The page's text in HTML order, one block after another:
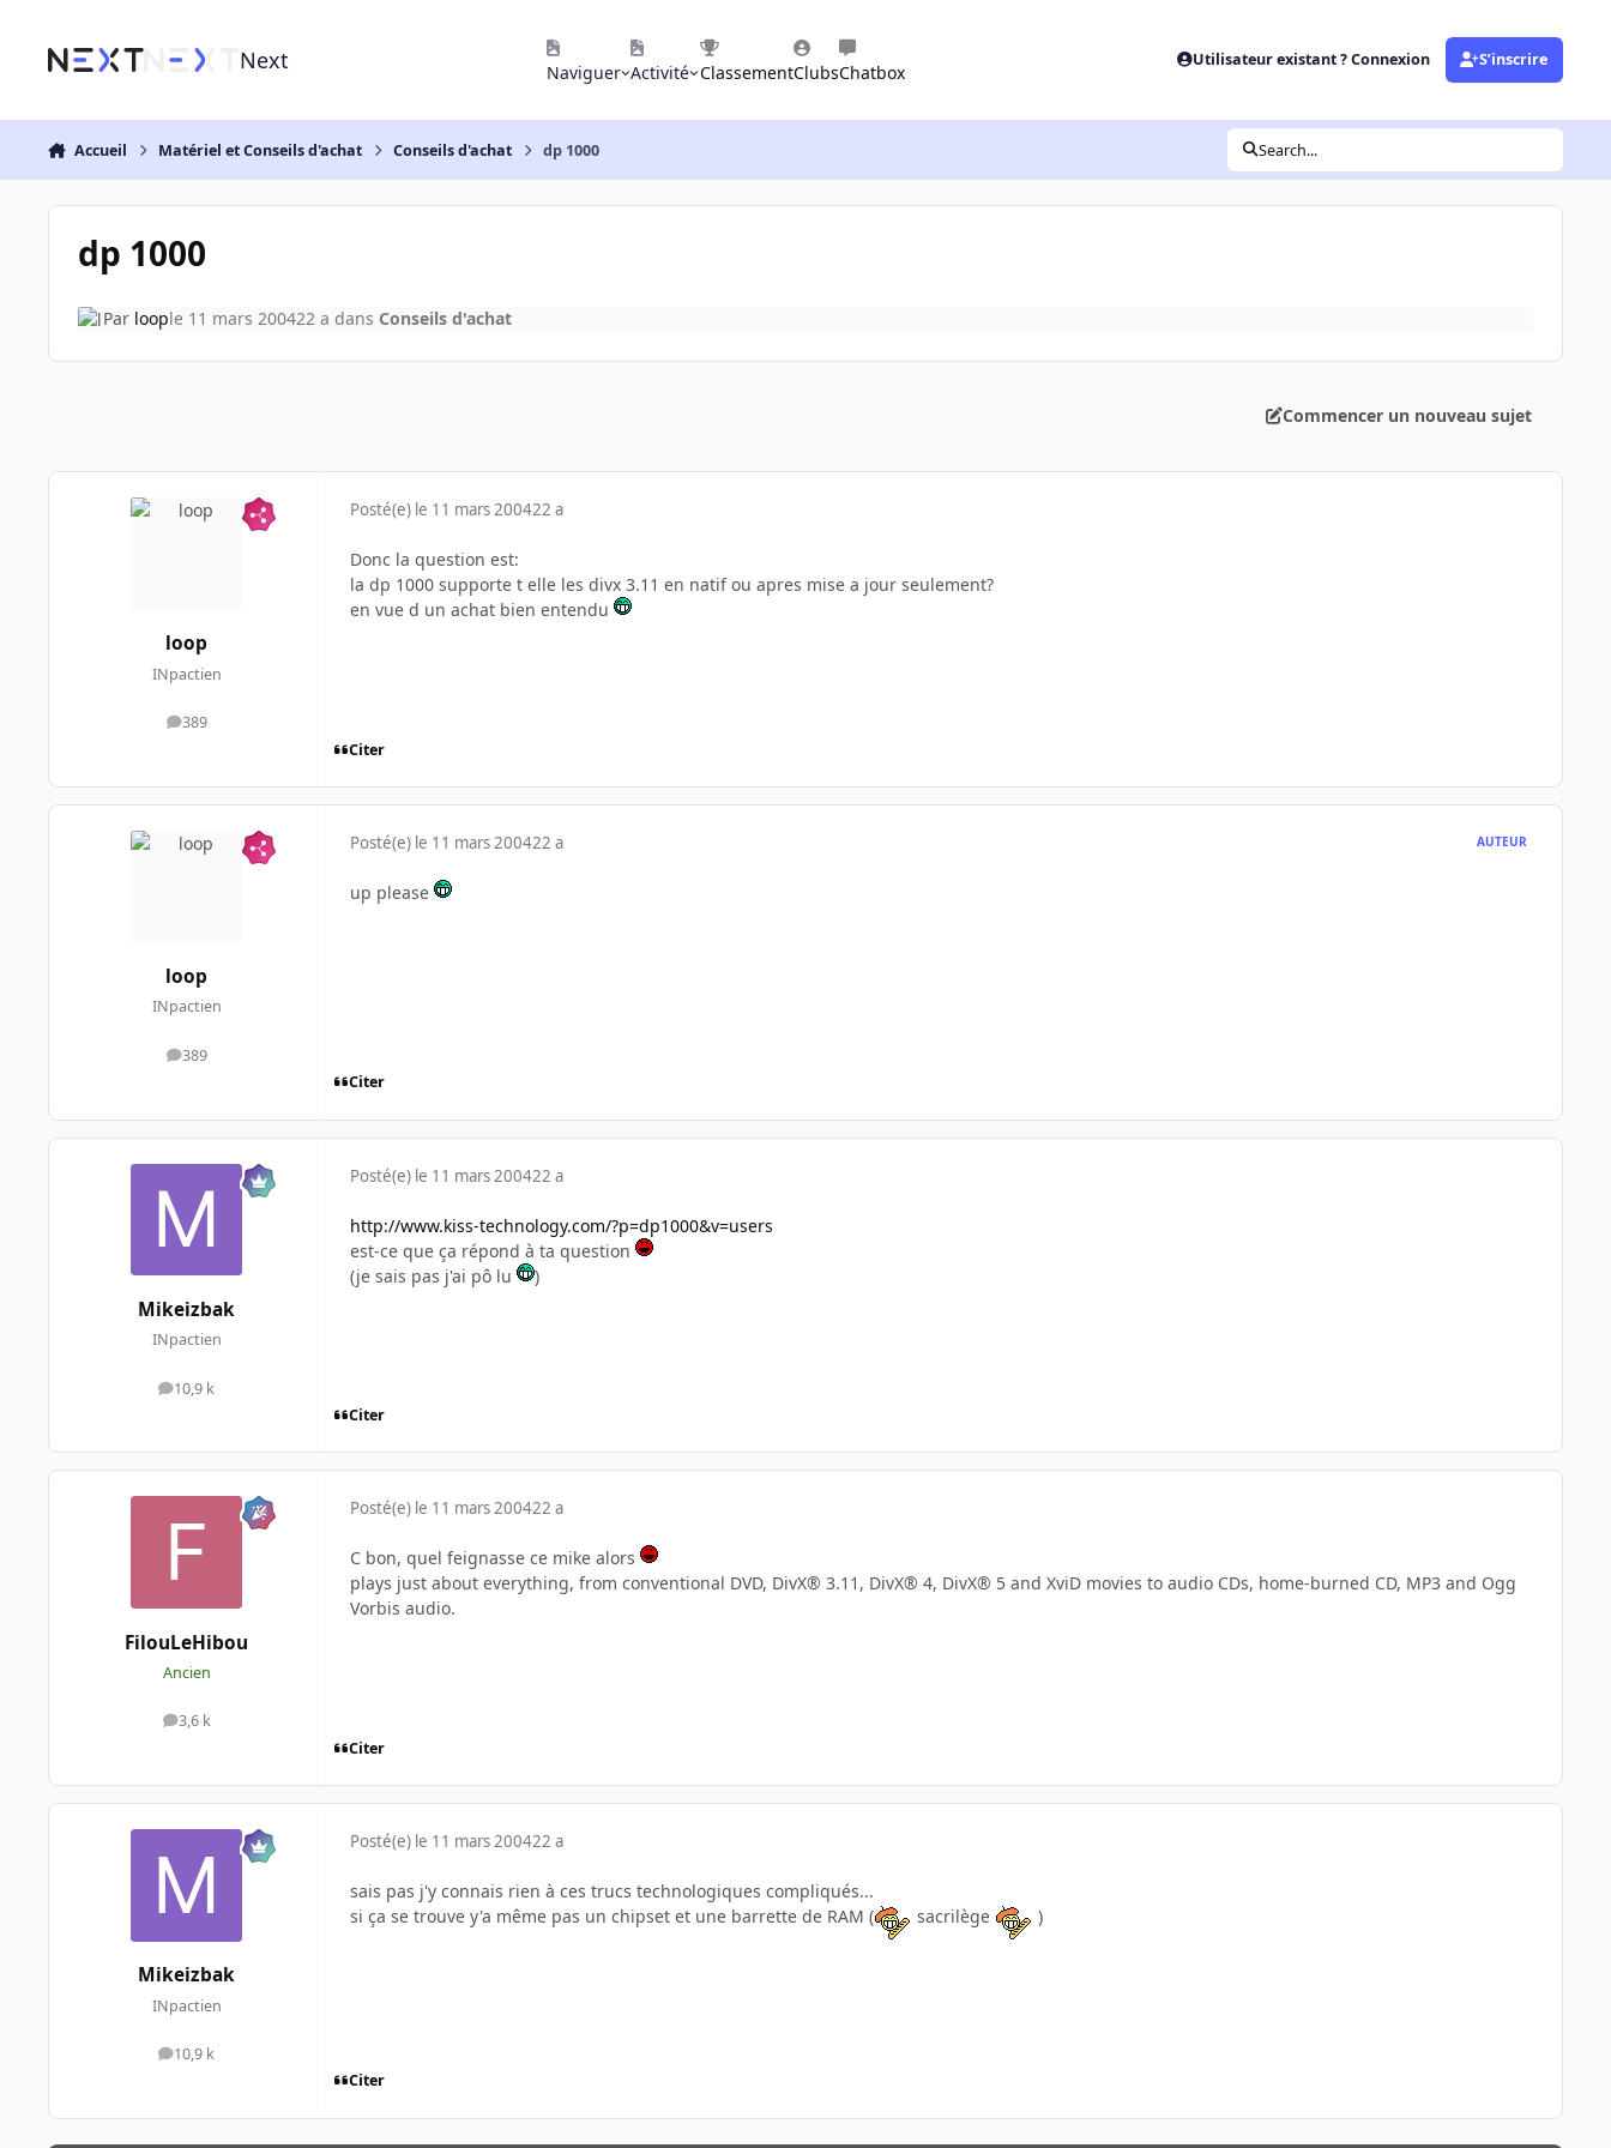
Next Naviguer Activité ClassementClubsChatbox
Utilisateur existant ? Connexion S’inscrire
Accueil Matériel et Conseils d'achat Conseils d'achat dp 1000 Search...
dp 1000
Par loople 11 mars 200422 a dans Conseils d'achat
Commencer un nouveau sujet
loop
INpactien
389
messages
Posté(e) le 11 mars 200422 a
Donc la question est:
la dp 1000 supporte t elle les divx 3.11 en natif ou apres mise a jour seulement?
en vue d un achat bien entendu
Citer
loop
INpactien
389
messages
Posté(e) le 11 mars 200422 a AUTEUR
up please
Citer
Mikeizbak
INpactien
10,9 k
messages
Posté(e) le 11 mars 200422 a
http://www.kiss-technology.com/?p=dp1000&v=users
est-ce que ça répond à ta question
(je sais pas j'ai pô lu
)
Citer
FilouLeHibou
Ancien
3,6 k
messages
Posté(e) le 11 mars 200422 a
C bon, quel feignasse ce mike alors
plays just about everything, from conventional DVD, DivX® 3.11, DivX® 4, DivX® 5 and XviD movies to audio CDs, home-burned CD, MP3 and Ogg
Vorbis audio.
Citer
Mikeizbak
INpactien
10,9 k
messages
Posté(e) le 11 mars 200422 a
sais pas j'y connais rien à ces trucs technologiques compliqués...
si ça se trouve y'a même pas un chipset et une barrette de RAM (
sacrilège )
Citer